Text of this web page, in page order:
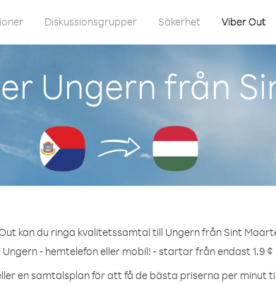
Diskussionsgrupper Säkerhet Viber Out
Ungern från
kan du ringa kvalitetssamtal till Ungern från Sint
Ungern - hemtelefon eller mobil! - startar från endast 1.9
en samtalsplan för att få de bästa priserna per minut